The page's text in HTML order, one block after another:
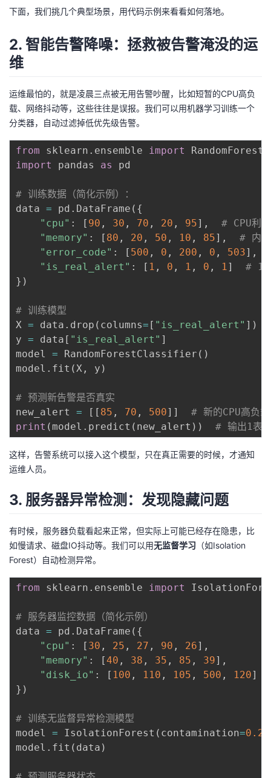
发
者
学
堂
我
的
程
我
认
的
我
Programs
的
支
持
我
的
技
支
我
的
声
下面，我们挑几个典型场景，用代码示例来看看如何落地。
2. 智能告警降噪：拯救被告警淹没的运
维
运维最怕的，就是凌晨三点被无用告警吵醒，比如短暂的CPU高负
载、网络抖动等，这些往往是误报。我们可以用机器学习训练一个
分类器，自动过滤掉低优先级告警。
from sklearn . ensemble import
import
pandas as pd
# 训练数据（简化示例）：
data = pd . DataFrame ( {
"cpu" : [ 90 , 30 , 70 , 20 , 95] ,
# CPU利
"memory" : [ 80 , 20 , 50 , 10 , 85] ,
# 内
"error_code" : [ 500 , 0 , 200 , 0 , 503] ,
"is_real_alert" : [ 1 , 0 , 1 , 0 , 1]
# 1=
} )
# 训练模型
X = data . drop ( columns= [ "is_real_alert" ] )
y = data [ "is_real_alert" ]
model = RandomForestClassifier ( )
model . fit (X , y )
# 预测新告警是否真实
new_alert = [ [ 85 , 70 , 500] ]
# 新的CPU高负
print ( model . predict ( new_alert ) ) # 输出1表
这样，告警系统可以接入这个模型，只在真正需要的时候，才通知
运维人员。
3. 服务器异常检测：发现隐藏问题
有时候，服务器负载看起来正常，但实际上可能已经存在隐患，比
如慢请求、磁盘IO抖动等。我们可以用无监督学习 （如Isolation
Forest）自动检测异常。
from sklearn . ensemble import
# 服务器监控数据（简化示例）
data = pd . DataFrame ( {
"cpu" : [ 30 , 25 , 27 , 90 , 26] ,
"memory" : [40 , 38 , 35 , 85 , 39] ,
"disk_io" : [ 100 , 110 , 105 , 500 , 120]
} )
# 训练无监督异常检测模型
model = IsolationForest ( contamination=0.2
model . fit ( data )